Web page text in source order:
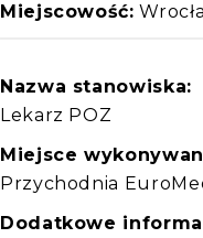
Miejscowość:
Nazwa stanowiska:
Lekarz POZ
Miejsce
Przychodnia
Dodatkowe